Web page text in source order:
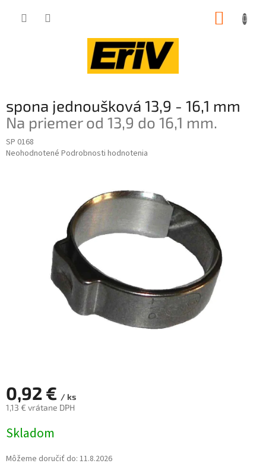
spona jednoušková 13,9 - 16,1 mm
Na priemer od 13,9 do 16,1 mm.
SP 0168
Priemerné
Neohodnotené Podrobnosti hodnotenia
0,92 € / ks
1,13 € vrátane DPH
cena:
Skladom
Môžeme doručiť do: 11.8.2026